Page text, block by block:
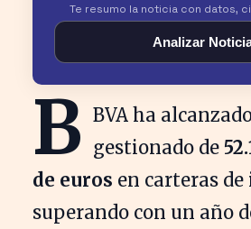
Te resumo la noticia con datos,
Analizar
B BVA ha
gestionado de
de euros en carteras
superando con un año